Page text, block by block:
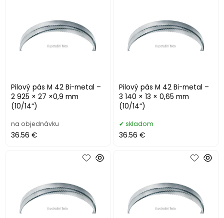
Pilový pás M 42 Bi-metal –
2 925 × 27 ×0,9 mm
(10/14“)
na objednávku
36.56 €
Pilový pás M 42 Bi-metal –
3 140 × 13 × 0,65 mm
(10/14“)
skladom
36.56 €